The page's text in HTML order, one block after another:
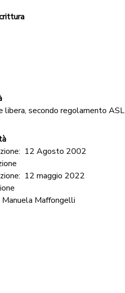
libera, secondo regolamento ASL
12 Agosto 2002
12 maggio 2022
Manuela Maffongelli